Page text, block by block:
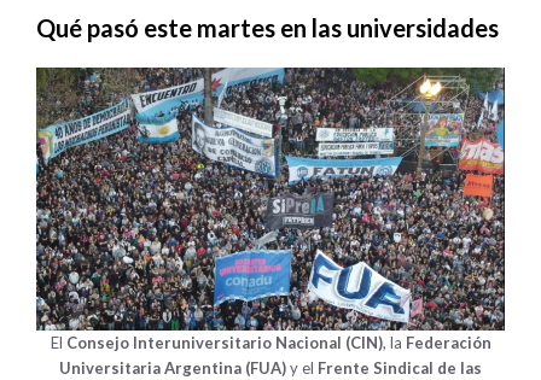
Qué pasó este martes en las universidades
El Consejo Interuniversitario Nacional (CIN), la Federación
Universitaria Argentina (FUA)y el Frente Sindical de las